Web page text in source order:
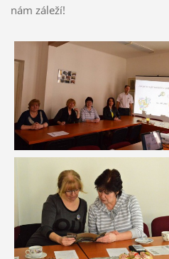
nám záleží!